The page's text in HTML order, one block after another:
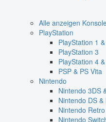
Alle anzeigen
PlayStation
PlayStation 1
PlayStation 3
PlayStation 4
PSP & PS Vita
Nintendo
Nintendo 3DS
Nintendo DS &
Nintendo Retro
Nintendo